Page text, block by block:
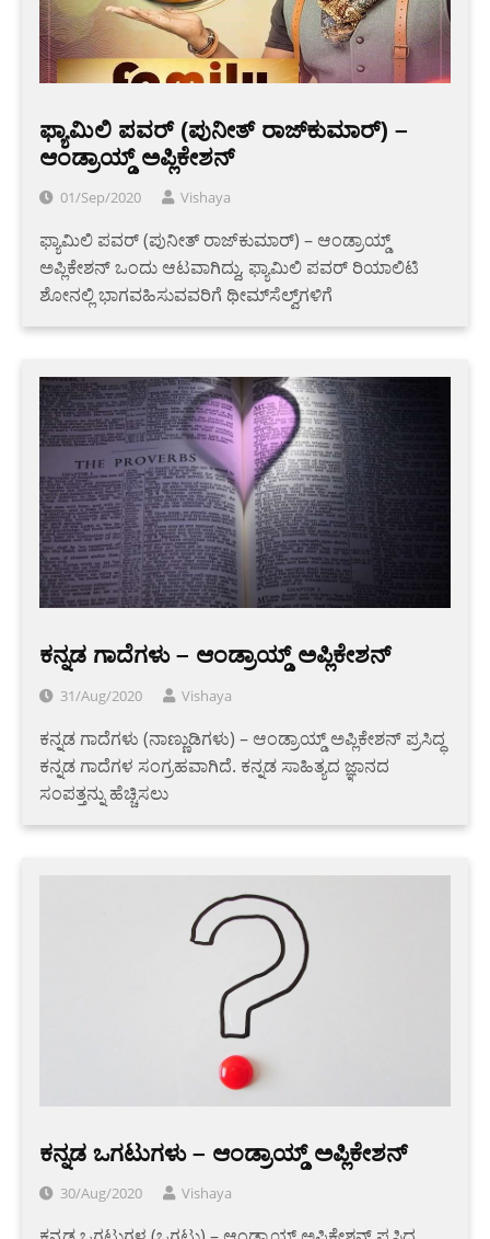
ಫ್ಯಾಮಿಲಿ ಪವರ್ (ಪುನೀತ್ ರಾಜ್‌ಕುಮಾರ್) –
ಆಂಡ್ರಾಯ್ಡ್ ಅಪ್ಲಿಕೇಶನ್
01/Sep/2020 Vishaya
ಫ್ಯಾಮಿಲಿ ಪವರ್ (ಪುನೀತ್ ರಾಜ್‌ಕುಮಾರ್) – ಆಂಡ್ರಾಯ್ಡ್
ಅಪ್ಲಿಕೇಶನ್ ಒಂದು ಆಟವಾಗಿದ್ದು, ಫ್ಯಾಮಿಲಿ ಪವರ್ ರಿಯಾಲಿಟಿ
ಶೋನಲ್ಲಿ ಭಾಗವಹಿಸುವವರಿಗೆ ಥೀಮ್‌ಸೆಲ್ವ್‌ಗಳಿಗೆ
ಕನ್ನಡ ಗಾದೆಗಳು – ಆಂಡ್ರಾಯ್ಡ್ ಅಪ್ಲಿಕೇಶನ್
31/Aug/2020 Vishaya
ಕನ್ನಡ ಗಾದೆಗಳು (ನಾಣ್ಣುಡಿಗಳು) – ಆಂಡ್ರಾಯ್ಡ್ ಅಪ್ಲಿಕೇಶನ್ ಪ್ರಸಿದ್ಧ
ಕನ್ನಡ ಗಾದೆಗಳ ಸಂಗ್ರಹವಾಗಿದೆ. ಕನ್ನಡ ಸಾಹಿತ್ಯದ ಜ್ಞಾನದ
ಸಂಪತ್ತನ್ನು ಹೆಚ್ಚಿಸಲು
ಕನ್ನಡ ಒಗಟುಗಳು – ಆಂಡ್ರಾಯ್ಡ್ ಅಪ್ಲಿಕೇಶನ್
30/Aug/2020 Vishaya